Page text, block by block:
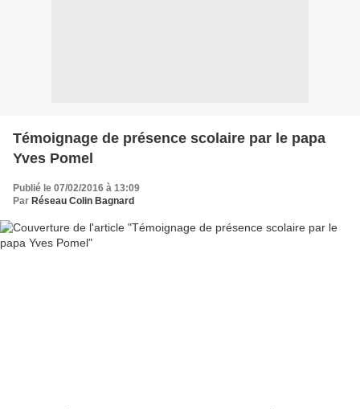
Témoignage de présence scolaire par le papa
Yves Pomel
Publié le 07/02/2016 à 13:09
Par Réseau Colin Bagnard